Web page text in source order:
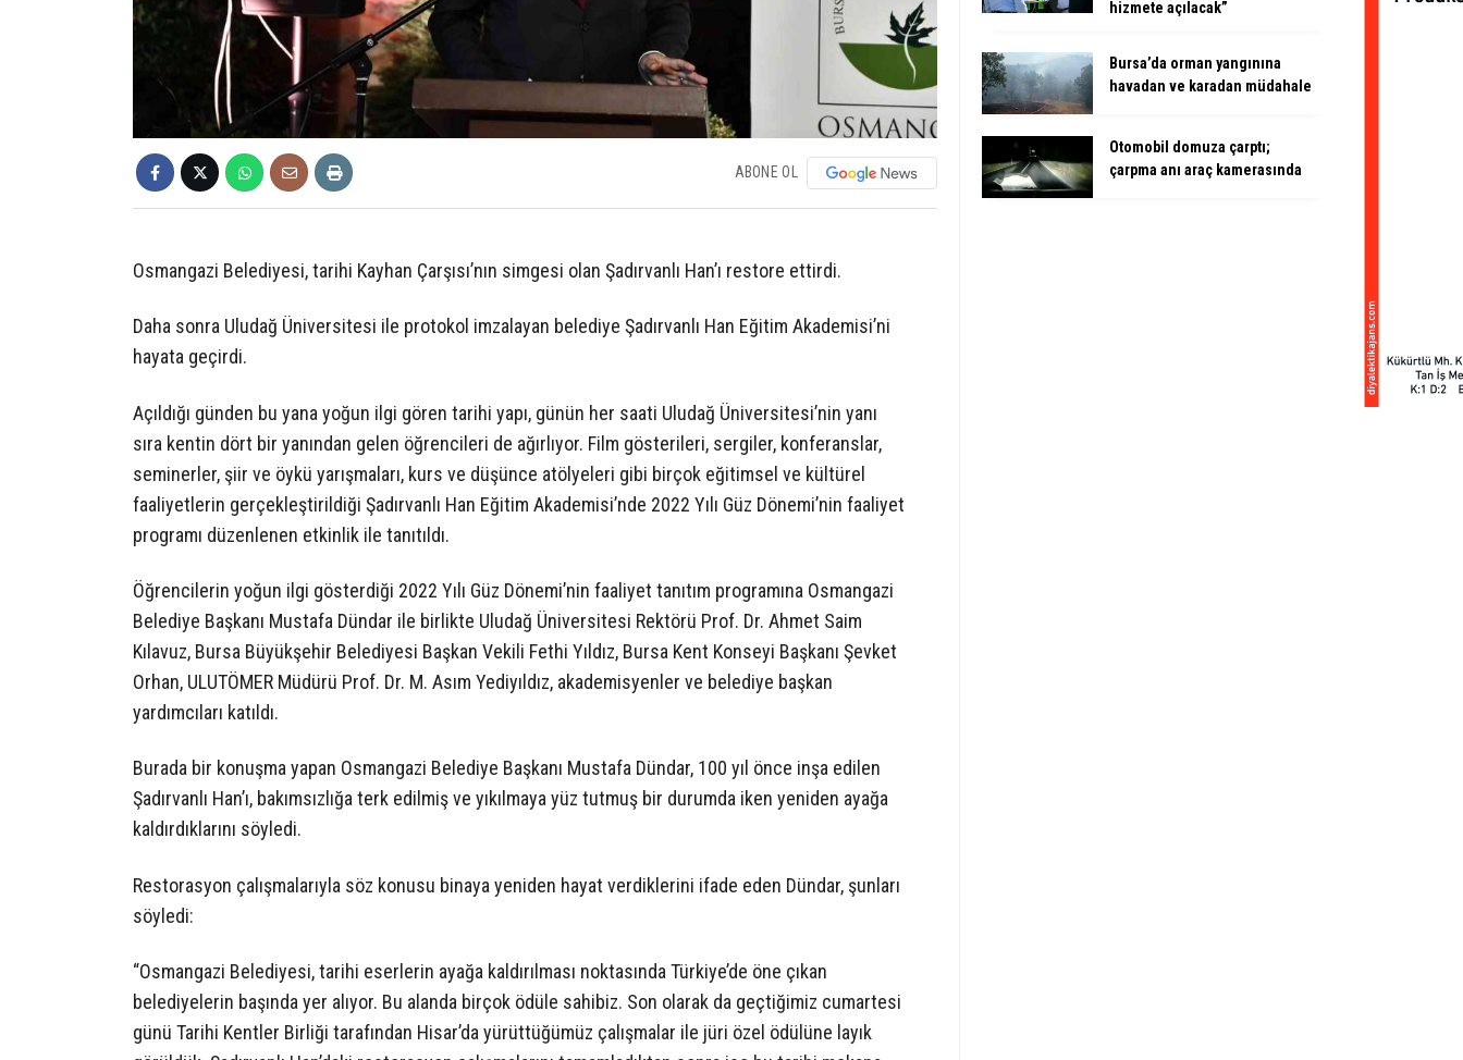
ABONE OL
Osmangazi Belediyesi, tarihi Kayhan Çarşısı’nın simgesi olan Şadırvanlı Han’ı restore ettirdi.
Daha sonra Uludağ Üniversitesi ile protokol imzalayan belediye Şadırvanlı Han Eğitim Akademisi’ni
hayata geçirdi.
Açıldığı günden bu yana yoğun ilgi gören tarihi yapı, günün her saati Uludağ Üniversitesi’nin yanı
sıra kentin dört bir yanından gelen öğrencileri de ağırlıyor. Film gösterileri, sergiler, konferanslar,
seminerler, şiir ve öykü yarışmaları, kurs ve düşünce atölyeleri gibi birçok eğitimsel ve kültürel
faaliyetlerin gerçekleştirildiği Şadırvanlı Han Eğitim Akademisi’nde 2022 Yılı Güz Dönemi’nin faaliyet
programı düzenlenen etkinlik ile tanıtıldı.
Öğrencilerin yoğun ilgi gösterdiği 2022 Yılı Güz Dönemi’nin faaliyet tanıtım programına Osmangazi
Belediye Başkanı Mustafa Dündar ile birlikte Uludağ Üniversitesi Rektörü Prof. Dr. Ahmet Saim
Kılavuz, Bursa Büyükşehir Belediyesi Başkan Vekili Fethi Yıldız, Bursa Kent Konseyi Başkanı Şevket
Orhan, ULUTÖMER Müdürü Prof. Dr. M. Asım Yediyıldız, akademisyenler ve belediye başkan
yardımcıları katıldı.
Burada bir konuşma yapan Osmangazi Belediye Başkanı Mustafa Dündar, 100 yıl önce inşa edilen
Şadırvanlı Han’ı, bakımsızlığa terk edilmiş ve yıkılmaya yüz tutmuş bir durumda iken yeniden ayağa
kaldırdıklarını söyledi.
Restorasyon çalışmalarıyla söz konusu binaya yeniden hayat verdiklerini ifade eden Dündar, şunları
söyledi:
“Osmangazi Belediyesi, tarihi eserlerin ayağa kaldırılması noktasında Türkiye’de öne çıkan
belediyelerin başında yer alıyor. Bu alanda birçok ödüle sahibiz. Son olarak da geçtiğimiz cumartesi
günü Tarihi Kentler Birliği tarafından Hisar’da yürüttüğümüz çalışmalar ile jüri özel ödülüne layık
hizmete açılacak”
Bursa’da orman yangınına
havadan ve karadan müdahale
Otomobil domuza çarptı;
çarpma anı araç kamerasında